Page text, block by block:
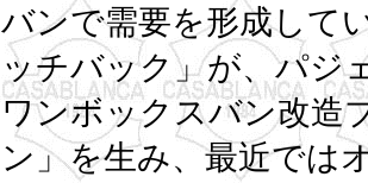
バンで需要を形成して
ッチバック」が、パジ
ワンボックスバン改造
ン」を生み、最近では